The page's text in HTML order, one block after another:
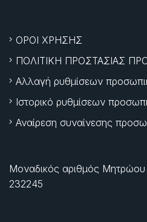
ΟΡΟΙ ΧΡΗΣΗΣ
ΠΟΛΙΤΙΚΗ ΠΡΟΣΤΑΣΙΑΣ
Αλλαγή ρυθμίσεων
Ιστορικό ρυθμίσεων
Αναίρεση συναίνεσης
Μοναδικός αριθμός Μητρώου
232245